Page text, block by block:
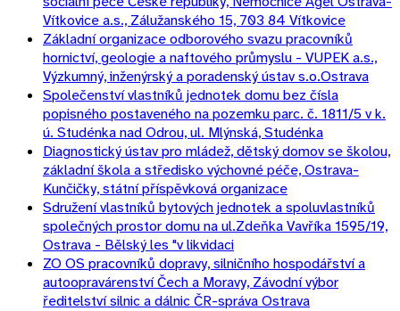
Vítkovice a.s., Zálužanského 15, 703 84 Vítkovice
Základní organizace odborového svazu pracovníků
hornictví, geologie a naftového průmyslu - VUPEK a.s.,
Výzkumný, inženýrský a poradenský ústav s.o.Ostrava
Společenství vlastníků jednotek domu bez čísla
popisného postaveného na pozemku parc. č. 1811/5 v k.
ú. Studénka nad Odrou, ul. Mlýnská, Studénka
Diagnostický ústav pro mládež, dětský domov se školou,
základní škola a středisko výchovné péče, Ostrava-
Kunčičky, státní příspěvková organizace
Sdružení vlastníků bytových jednotek a spoluvlastníků
společných prostor domu na ul.Zdeňka Vavříka 1595/19,
Ostrava - Bělský les "v likvidaci
ZO OS pracovníků dopravy, silničního hospodářství a
autoopravárenství Čech a Moravy, Závodní výbor
ředitelství silnic a dálnic ČR-správa Ostrava